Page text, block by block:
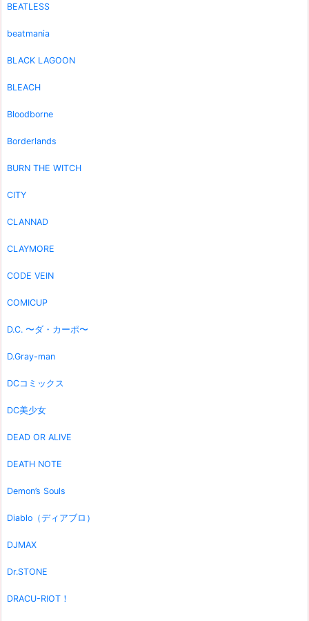
BEATLESS
beatmania
BLACK LAGOON
BLEACH
Bloodborne
Borderlands
BURN THE WITCH
CITY
CLANNAD
CLAYMORE
CODE VEIN
COMICUP
D.C. 〜ダ・カーポ〜
D.Gray-man
DCコミックス
DC美少女
DEAD OR ALIVE
DEATH NOTE
Demon’s Souls
Diablo（ディアブロ）
DJMAX
Dr.STONE
DRACU-RIOT！